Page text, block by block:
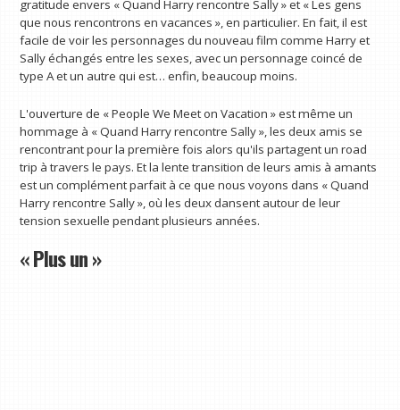
gratitude envers « Quand Harry rencontre Sally » et « Les gens
que nous rencontrons en vacances », en particulier. En fait, il est
facile de voir les personnages du nouveau film comme Harry et
Sally échangés entre les sexes, avec un personnage coincé de
type A et un autre qui est… enfin, beaucoup moins.
L'ouverture de « People We Meet on Vacation » est même un
hommage à « Quand Harry rencontre Sally », les deux amis se
rencontrant pour la première fois alors qu'ils partagent un road
trip à travers le pays. Et la lente transition de leurs amis à amants
est un complément parfait à ce que nous voyons dans « Quand
Harry rencontre Sally », où les deux dansent autour de leur
tension sexuelle pendant plusieurs années.
« Plus un »